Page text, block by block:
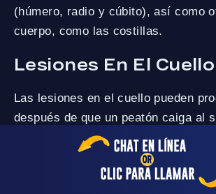
(húmero, radio y cúbito), así como
cuerpo, como las costillas.
Lesiones En El Cuello
Las lesiones en el cuello pueden
después de que un peatón caiga al
no proteger la cabeza y el cuello, lo
un dolor intenso que puede persistir
El latigazo cervical, que se produce